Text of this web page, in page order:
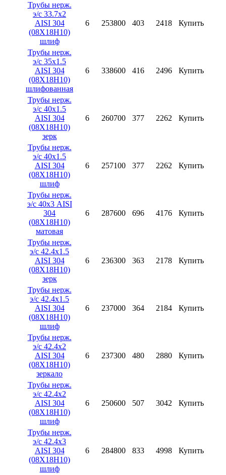
Трубы нерж.
э/с 33.7х2
AISI 304
(08X18H10)
шлиф
6 253800 403 2418 Купить
Трубы нерж.
э/с 35х1.5
AISI 304
(08X18H10)
шлифованная
6 338600 416 2496 Купить
Трубы нерж.
э/с 40х1.5
AISI 304
(08X18H10)
зерк
6 260700 377 2262 Купить
Трубы нерж.
э/с 40х1.5
AISI 304
(08X18H10)
шлиф
6 257100 377 2262 Купить
Трубы нерж.
э/с 40х3 AISI
304
(08X18H10)
матовая
6 287600 696 4176 Купить
Трубы нерж.
э/с 42.4х1.5
AISI 304
(08X18H10)
зерк
6 236300 363 2178 Купить
Трубы нерж.
э/с 42.4х1.5
AISI 304
(08X18H10)
шлиф
6 237000 364 2184 Купить
Трубы нерж.
э/с 42.4х2
AISI 304
(08X18H10)
зеркало
6 237300 480 2880 Купить
Трубы нерж.
э/с 42.4х2
AISI 304
(08X18H10)
шлиф
6 250600 507 3042 Купить
Трубы нерж.
э/с 42.4х3
AISI 304
(08X18H10)
шлиф
6 284800 833 4998 Купить